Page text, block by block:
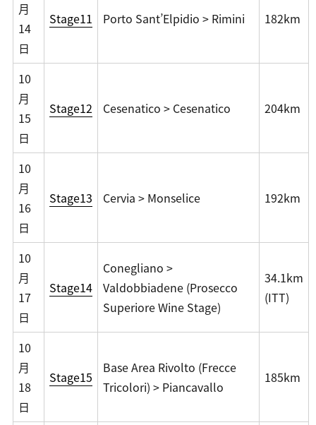
月
14
日
Stage11 Porto Sant’Elpidio > Rimini 182km
10
月
15
日
Stage12 Cesenatico > Cesenatico 204km
10
月
16
日
Stage13 Cervia > Monselice 192km
10
月
17
日
Stage14
Conegliano >
Valdobbiadene (Prosecco
Superiore Wine Stage)
34.1km
(ITT)
10
月
18
日
Stage15
Base Area Rivolto (Frecce
Tricolori) > Piancavallo
185km